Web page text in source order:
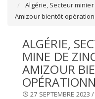
SÉLECTIONNEZ UN
SELECTIONNEZ UNE
Algérie, Secteur
Amizour bientôt
ALGÉRIE,
MINE DE
AMIZOUR
27 SEPTEMBRE 2023 /